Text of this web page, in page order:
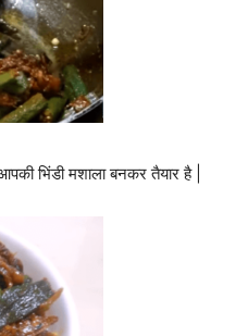
भिंडी मशाला बनकर तैयार है |